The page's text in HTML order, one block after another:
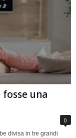
una
0
divisa in tre grandi